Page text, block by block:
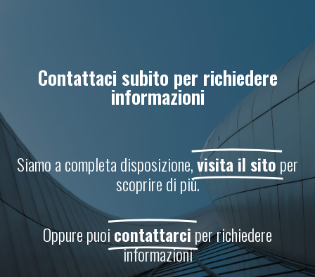
Contattaci subito per richiedere
informazioni
Siamo a completa disposizione,visita il sitoper
scoprire di più.
Oppure puoicontattarciper richiedere
informazioni